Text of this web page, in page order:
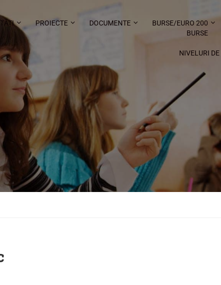
PROIECTE DOCUMENTE
BURSE/EURO 200
BURSE
NIVELURI